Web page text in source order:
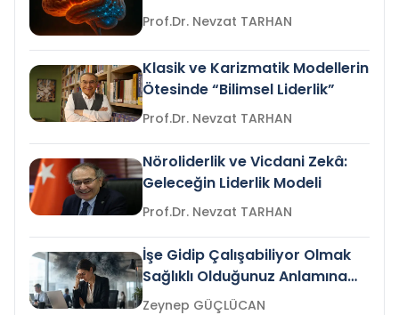
Prof.Dr. Nevzat TARHAN
Klasik ve Karizmatik Modellerin
Ötesinde “Bilimsel Liderlik”
Prof.Dr. Nevzat TARHAN
Nöroliderlik ve Vicdani Zekâ:
Geleceğin Liderlik Modeli
Prof.Dr. Nevzat TARHAN
İşe Gidip Çalışabiliyor Olmak
Sağlıklı Olduğunuz Anlamına
Gelir mi?Zeynep GÜÇLÜCAN